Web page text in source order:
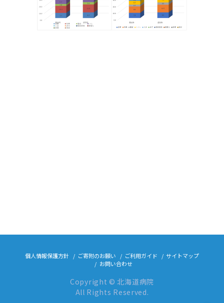
個人情報保護方針 ご寄附のお願い ご利用ガイド
サイトマップ
お問い合わせ
Copyright © 北海道病院
All Rights Reserved.